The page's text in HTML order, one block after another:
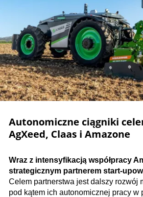
Autonomiczne ciągniki
AgXeed, Claas i Amazone
Wraz z intensyfikacją współpracy
strategicznym partnerem start-
Celem partnerstwa jest dalszy rozwój
pod kątem ich autonomicznej pracy w